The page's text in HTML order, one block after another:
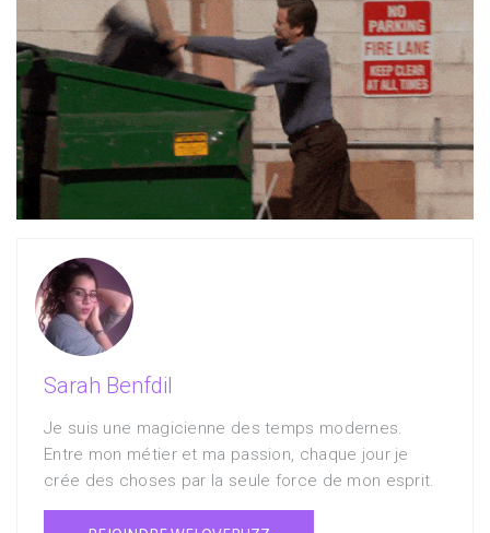
Sarah Benfdil
Je suis une magicienne des temps modernes.
Entre mon métier et ma passion, chaque jour je
crée des choses par la seule force de mon esprit.